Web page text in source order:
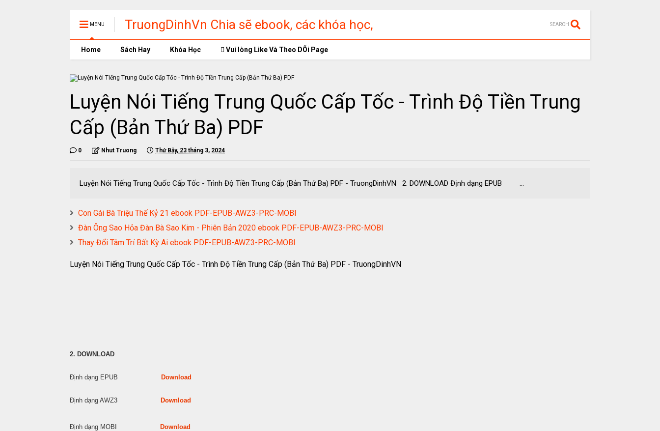
MENU
TruongDinhVn Chia sẽ ebook, các khóa học,
phần mềm học tập miễn phí
SEARCH
Home Sách Hay Khóa Học Vui lòng Like Và Theo DÕi Page
Luyện Nói Tiếng Trung Quốc Cấp Tốc - Trình Độ Tiền Trung
Cấp (Bản Thứ Ba) PDF
0 Nhut Truong Thứ Bảy, 23 tháng 3, 2024
Luyện Nói Tiếng Trung Quốc Cấp Tốc - Trình Độ Tiền Trung Cấp (Bản Thứ Ba) PDF - TruongDinhVN 2. DOWNLOAD Định dạng EPUB ...
Con Gái Bà Triệu Thế Kỷ 21 ebook PDF-EPUB-AWZ3-PRC-MOBI
Đàn Ông Sao Hỏa Đàn Bà Sao Kim - Phiên Bản 2020 ebook PDF-EPUB-AWZ3-PRC-MOBI
Thay Đổi Tâm Trí Bất Kỳ Ai ebook PDF-EPUB-AWZ3-PRC-MOBI
Luyện Nói Tiếng Trung Quốc Cấp Tốc - Trình Độ Tiền Trung Cấp (Bản Thứ Ba) PDF - TruongDinhVN
2. DOWNLOAD
Định dạng EPUB Download
Định dạng AWZ3 Download
Định dạng MOBI Download